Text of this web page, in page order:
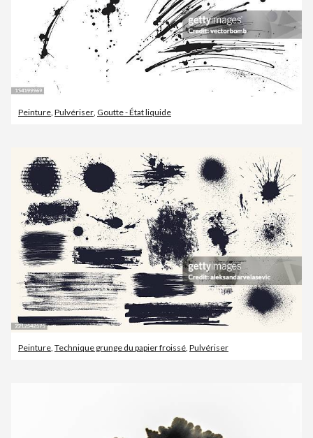
Peinture, Pulvériser, Goutte - État liquide
Peinture, Technique grunge du papier froissé, Pulvériser